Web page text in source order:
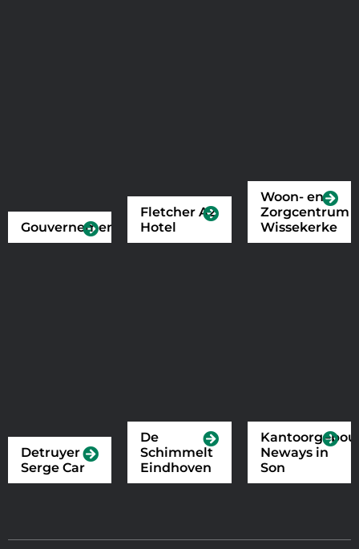
Gouvernement
Fletcher A2
Hotel
Woon- en
Zorgcentrum
Wissekerke
Detruyer
Serge Car
De
Schimmelt
Eindhoven
Neways in
Son